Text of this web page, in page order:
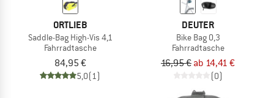
ORTLIEB
Saddle-Bag High-Vis 4,1
Fahrradtasche
84,95 €
5,0(1)
DEUTER
Bike Bag 0,3
Fahrradtasche
16,95 € ab 14,41 €
(0)